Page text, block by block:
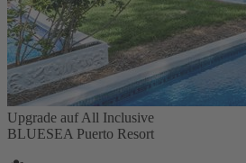
Upgrade auf All Inclusive
BLUESEA Puerto Resort